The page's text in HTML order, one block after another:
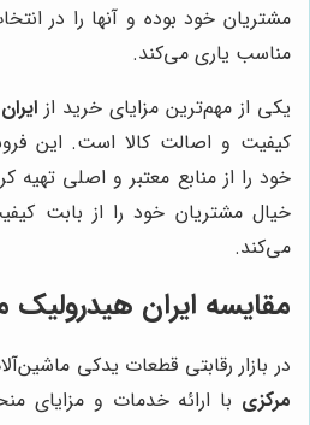
مشتریان خود بوده و آنها را در
مناسب یاری می‌کند.
یکی از مهم‌ترین مزایای خرید از
کیفیت و اصالت کالا است. این
خود را از منابع معتبر و اصلی تهیه
خیال مشتریان خود را از بابت
می‌کند.
مقایسه ایران هیدرولیک
در بازار رقابتی قطعات یدکی
مرکزی با ارائه خدمات و مزایای